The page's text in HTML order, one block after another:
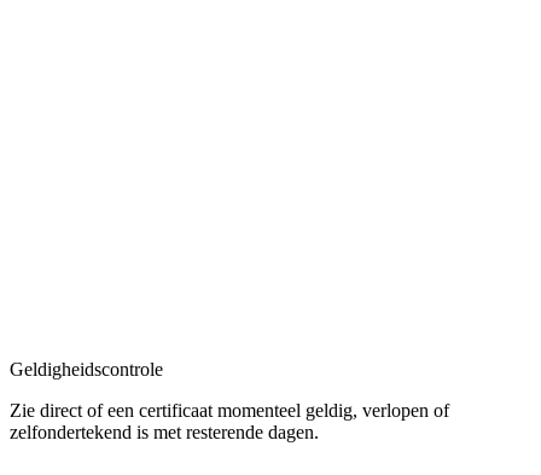
Geldigheidscontrole
Zie direct of een certificaat momenteel geldig, verlopen of
zelfondertekend is met resterende dagen.